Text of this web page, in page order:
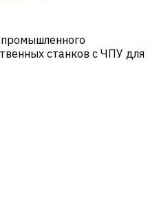
станков с ЧПУ для